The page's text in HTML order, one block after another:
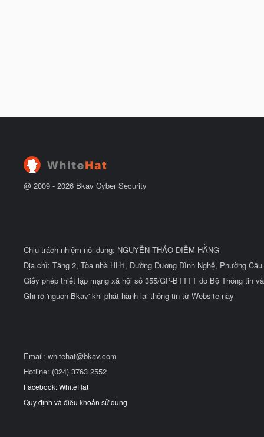
@ 2009 - 2026 Bkav Cyber Security
Chịu trách nhiệm nội dung: NGUYỄN THẢO DIỄM HẰNG
Địa chỉ: Tầng 2, Tòa nhà HH1, Đường Dương Đình Nghệ, Phường
Giấy phép thiết lập mạng xã hội số 355/GP-BTTTT do Bộ Thông tin
Ghi rõ 'nguồn Bkav' khi phát hành lại thông tin từ Website này
Email: whitehat@bkav.com
Hotline: (024) 3763 2552
Facebook: WhiteHat
Quy định và điều khoản sử dụng